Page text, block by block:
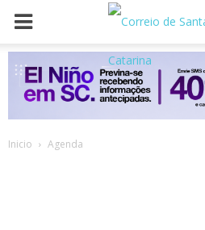
Inicio Agenda